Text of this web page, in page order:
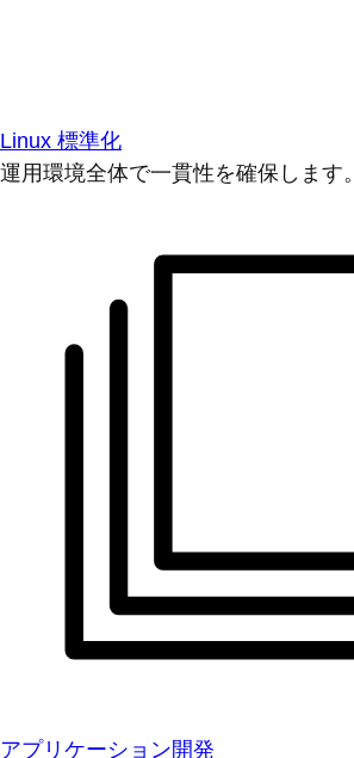
Linux 標準化
運用環境全体で一貫性を確保します。
アプリケーション開発